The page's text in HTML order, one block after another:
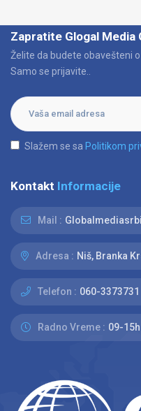
Zapratite Glogal Media
Želite da budete obavešteni
Samo se prijavite..
Slažem se sa Politikom
Kontakt Informacije
Mail :
Adresa : Niš, Branka
Telefon : 060-3373731
Radno Vreme : 09-15h